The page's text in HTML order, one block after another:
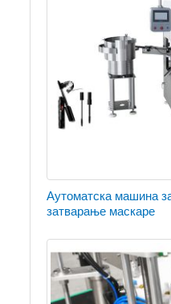
Аутоматска машина
затварање маскаре